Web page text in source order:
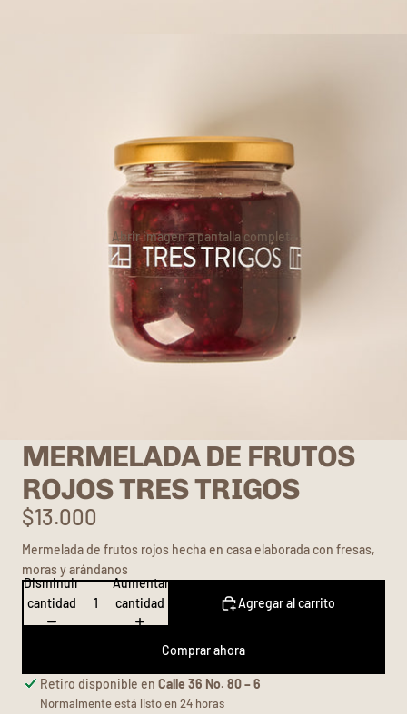
Abrir imagen a pantalla completa
MERMELADA DE FRUTOS
ROJOS TRES TRIGOS
$13.000
Mermelada de frutos rojos hecha en casa elaborada con fresas,
moras y arándanos
Disminuir
cantidad
Aumentar
cantidad
Agregar al carrito
Comprar ahora
Retiro disponible en Calle 36 No. 80 – 6
Normalmente está listo en 24 horas